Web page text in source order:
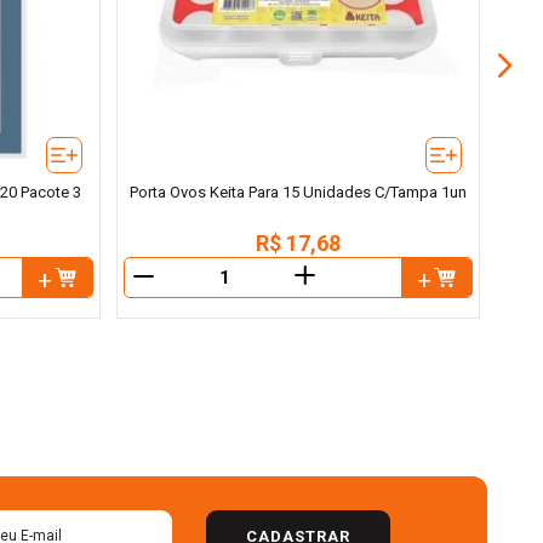
Pacote 3 Porta Ovos Keita Para 15 Unidades C/Tampa 1un
R$ 17,68
＋
CADASTRAR